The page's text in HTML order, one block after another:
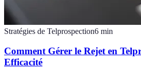
Stratégies de Telprospection6 min
Comment Gérer le Rejet en
Efficacité